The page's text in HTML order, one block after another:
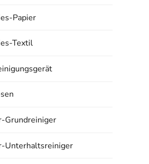
Papier
Textil
Grundreiniger
Unterhaltsreiniger